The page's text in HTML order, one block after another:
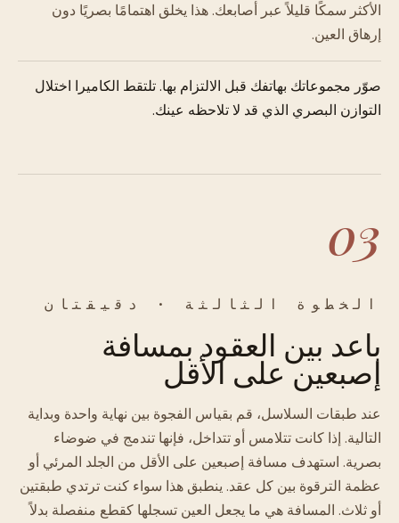
الأكثر سمكًا قليلاً عبر أصابعك. هذا يخلق اهتمامًا بصريًا دون
إرهاق العين.
صوّر مجموعاتك بهاتفك قبل الالتزام بها. تلتقط الكاميرا اختلال
التوازن البصري الذي قد لا تلاحظه عينك.
03
الخطوة الثالثة · دقيقتان
باعد بين العقود بمسافة
إصبعين على الأقل
عند طبقات السلاسل، قم بقياس الفجوة بين نهاية واحدة وبداية
التالية. إذا كانت تتلامس أو تتداخل، فإنها تندمج في ضوضاء
بصرية. استهدف مسافة إصبعين على الأقل من الجلد المرئي أو
عظمة الترقوة بين كل عقد. ينطبق هذا سواء كنت ترتدي طبقتين
أو ثلاث. المسافة هي ما يجعل العين تسجلها كقطع منفصلة بدلاً